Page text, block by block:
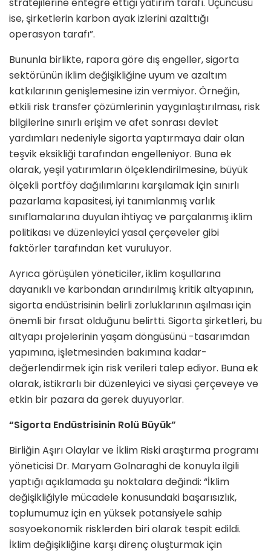
stratejilerine entegre ettiği yatırım tarafı. Üçüncüsü
ise, şirketlerin karbon ayak izlerini azalttığı
operasyon tarafı”.
Bununla birlikte, rapora göre dış engeller, sigorta
sektörünün iklim değişikliğine uyum ve azaltım
katkılarının genişlemesine izin vermiyor. Örneğin,
etkili risk transfer çözümlerinin yaygınlaştırılması, risk
bilgilerine sınırlı erişim ve afet sonrası devlet
yardımları nedeniyle sigorta yaptırmaya dair olan
teşvik eksikliği tarafından engelleniyor. Buna ek
olarak, yeşil yatırımların ölçeklendirilmesine, büyük
ölçekli portföy dağılımlarını karşılamak için sınırlı
pazarlama kapasitesi, iyi tanımlanmış varlık
sınıflamalarına duyulan ihtiyaç ve parçalanmış iklim
politikası ve düzenleyici yasal çerçeveler gibi
faktörler tarafından ket vuruluyor.
Ayrıca görüşülen yöneticiler, iklim koşullarına
dayanıklı ve karbondan arındırılmış kritik altyapının,
sigorta endüstrisinin belirli zorluklarının aşılması için
önemli bir fırsat olduğunu belirtti. Sigorta şirketleri, bu
altyapı projelerinin yaşam döngüsünü -tasarımdan
yapımına, işletmesinden bakımına kadar-
değerlendirmek için risk verileri talep ediyor. Buna ek
olarak, istikrarlı bir düzenleyici ve siyasi çerçeveye ve
etkin bir pazara da gerek duyuyorlar.
“Sigorta Endüstrisinin Rolü Büyük”
Birliğin Aşırı Olaylar ve İklim Riski araştırma programı
yöneticisi Dr. Maryam Golnaraghi de konuyla ilgili
yaptığı açıklamada şu noktalara değindi: “İklim
değişikliğiyle mücadele konusundaki başarısızlık,
toplumumuz için en yüksek potansiyele sahip
sosyoekonomik risklerden biri olarak tespit edildi.
İklim değişikliğine karşı direnç oluşturmak için